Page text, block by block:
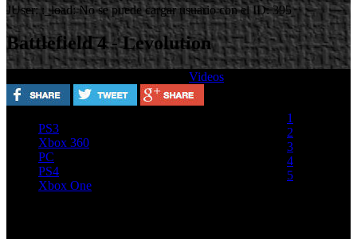
JUser: :_load: No se puede cargar usuario con el ID: 395
Battlefield 4 - Levolution
Videos
1
2
3
4
5
PS3
Xbox 360
PC
PS4
Xbox One